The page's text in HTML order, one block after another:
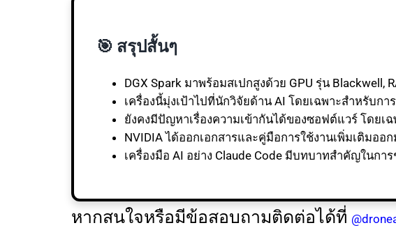
🎯 สรุปสั้นๆ
DGX Spark มาพร้อมสเปกสูงด้วย GPU รุ่น
เครื่องนี้มุ่งเป้าไปที่นักวิจัยด้าน AI โดยเฉพาะสำหรับกา
ยังคงมีปัญหาเรื่องความเข้ากันได้ของซอฟต์แวร์ โดยเ
NVIDIA ได้ออกเอกสารและคู่มือการใช้งานเพิ่มเติมอ
เครื่องมือ AI อย่าง Claude Code มีบทบาทสำคัญในก
หากสนใจหรือมีข้อสอบถามติดต่อได้ที่